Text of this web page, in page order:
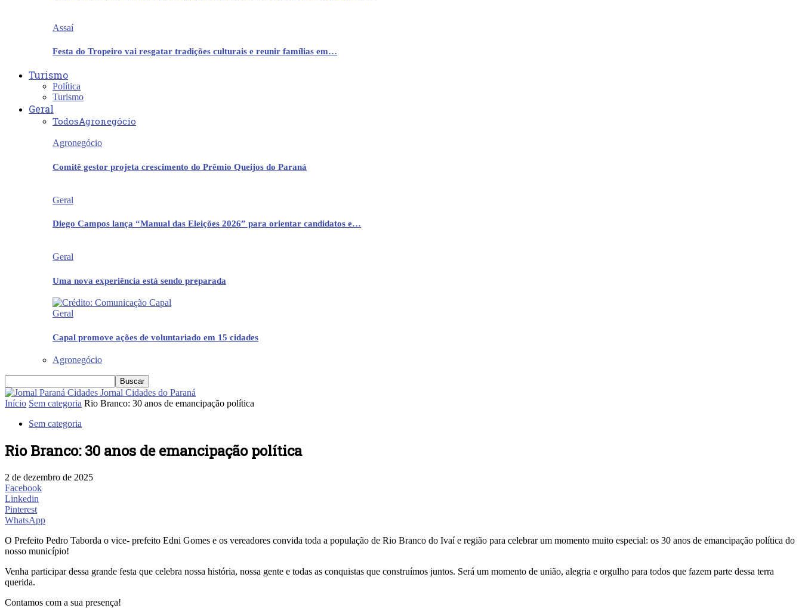
Assaí
Festa do Tropeiro vai resgatar tradições culturais e reunir famílias em…
Turismo
Política
Turismo
Geral
TodosAgronegócio
Agronegócio
Comitê gestor projeta crescimento do Prêmio Queijos do Paraná
Geral
Diego Campos lança “Manual das Eleições 2026” para orientar candidatos e…
Geral
Uma nova experiência está sendo preparada
Geral
Capal promove ações de voluntariado em 15 cidades
Agronegócio
Jornal Cidades do Paraná
Início Sem categoria Rio Branco: 30 anos de emancipação política
Sem categoria
Rio Branco: 30 anos de emancipação política
2 de dezembro de 2025
Facebook
Linkedin
Pinterest
WhatsApp
O Prefeito Pedro Taborda o vice- prefeito Edni Gomes e os vereadores convida toda a população de Rio Branco do Ivaí e região para celebrar um momento muito especial: os 30 anos de emancipação política do
nosso município!
Venha participar dessa grande festa que celebra nossa história, nossa gente e todas as conquistas que construímos juntos. Será um momento de união, alegria e orgulho para todos que fazem parte dessa terra
querida.
Contamos com a sua presença!